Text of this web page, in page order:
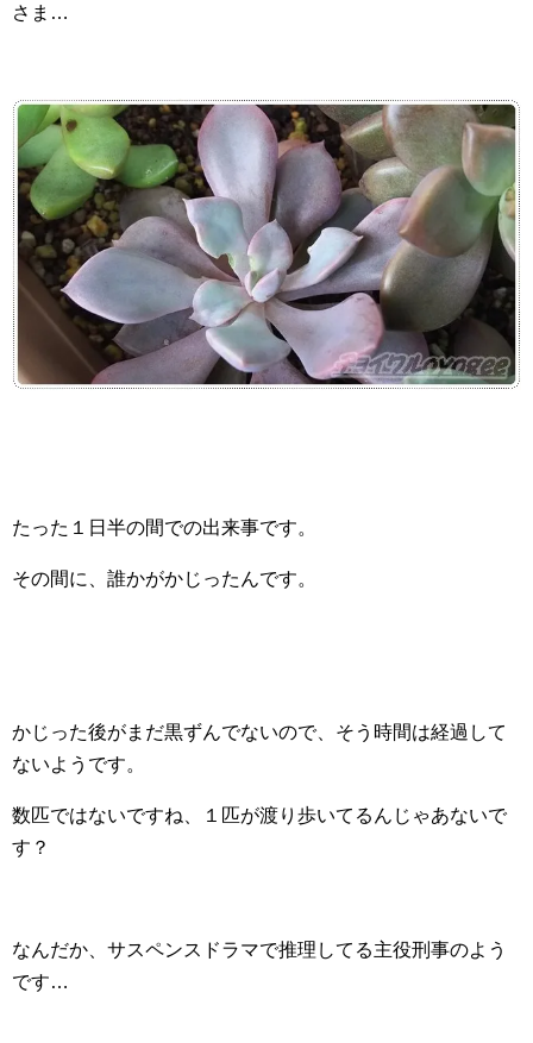
さま…
たった１日半の間での出来事です。
その間に、誰かがかじったんです。
かじった後がまだ黒ずんでないので、そう時間は経過して
ないようです。
数匹ではないですね、１匹が渡り歩いてるんじゃあないで
す？
なんだか、サスペンスドラマで推理してる主役刑事のよう
です…